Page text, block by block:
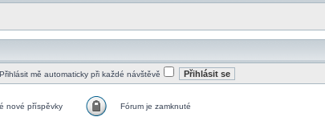
Přihlásit mě automaticky při každé návštěvě
nové příspěvky Fórum je zamknuté